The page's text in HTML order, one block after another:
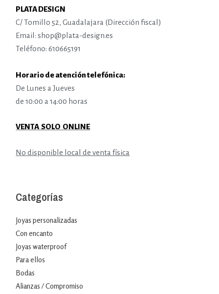
PLATA DESIGN
C/ Tomillo 52, Guadalajara (Dirección fiscal)
Email: shop@plata-design.es
Teléfono: 610665191
Horario de atención telefónica:
De Lunes a Jueves
de 10:00 a 14:00 horas
VENTA SOLO ONLINE
No disponible local de venta física
Categorías
Joyas personalizadas
Con encanto
Joyas waterproof
Para ellos
Bodas
Alianzas / Compromiso